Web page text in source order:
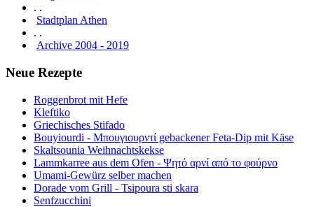
. .
Stadtplan Athen
. .
Archive 2004 - 2019
Neue Rezepte
Roggenbrot mit Hefe
Kleftiko
Griechisches Stifado
Bouyiourdi - Μπουγιουρντί gebackener Feta-Dip mit Käse
Skaltsounia Weihnachtskekse
Lammkarree aus dem Ofen - Ψητό αρνί από το φούρνο
Umami-Gewürz selber machen
Dorade vom Grill - Tsipoura sti skara
Senfzucchini